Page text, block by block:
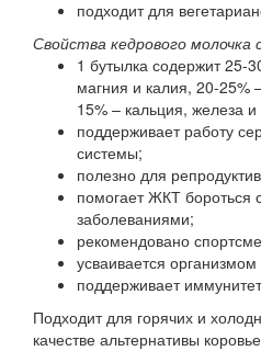
подходит для
Свойства кедрового молочка
1 бутылка содержит 25-
магния и калия, 20-25%
15% – кальция, железа
поддерживает работу
системы;
полезно для
помогает ЖКТ бороться
заболеваниями;
рекомендовано
усваивается
поддерживает
Подходит для горячих и
качестве альтернативы